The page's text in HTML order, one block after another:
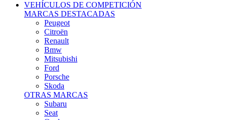
VEHÍCULOS DE COMPETICIÓN
MARCAS DESTACADAS
Peugeot
Citroën
Renault
Bmw
Mitsubishi
Ford
Porsche
Skoda
OTRAS MARCAS
Subaru
Seat